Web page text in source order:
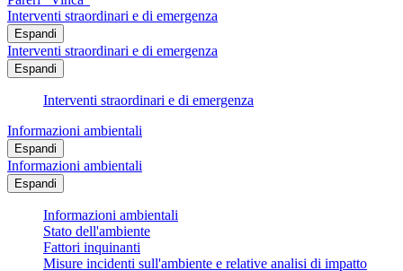
Interventi straordinari e di emergenza
Espandi
Interventi straordinari e di emergenza
Espandi
Interventi straordinari e di emergenza
Informazioni ambientali
Espandi
Informazioni ambientali
Espandi
Informazioni ambientali
Stato dell'ambiente
Fattori inquinanti
Misure incidenti sull'ambiente e relative analisi di impatto